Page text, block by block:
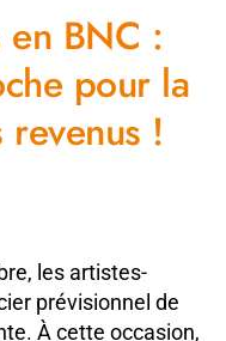
en BNC :
pour la
!
les artistes-
prévisionnel de
À cette occasion,